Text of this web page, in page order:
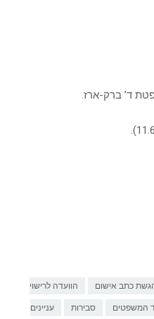
ד’ ברק-ארז.
כתב אישום הוועדה לרישוי
המשפטים סבירות עניינים